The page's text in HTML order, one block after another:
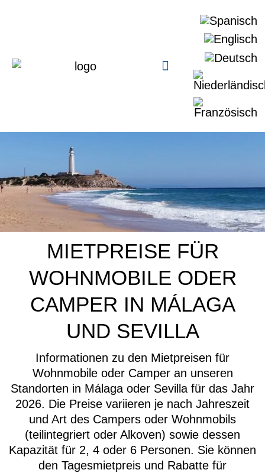
MIETPREISE FÜR
WOHNMOBILE ODER
CAMPER IN MÁLAGA
UND SEVILLA
Informationen zu den Mietpreisen für
Wohnmobile oder Camper an unseren
Standorten in Málaga oder Sevilla für das Jahr
2026. Die Preise variieren je nach Jahreszeit
und Art des Campers oder Wohnmobils
(teilintegriert oder Alkoven) sowie dessen
Kapazität für 2, 4 oder 6 Personen. Sie können
den Tagesmietpreis und Rabatte für